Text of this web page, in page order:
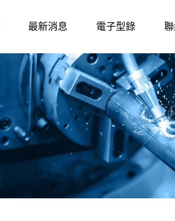
最新消息 電子型錄